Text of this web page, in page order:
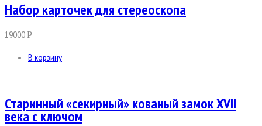
Набор карточек для стереоскопа
19000Р
В корзину
Старинный «секирный» кованый замок XVII
века с ключом